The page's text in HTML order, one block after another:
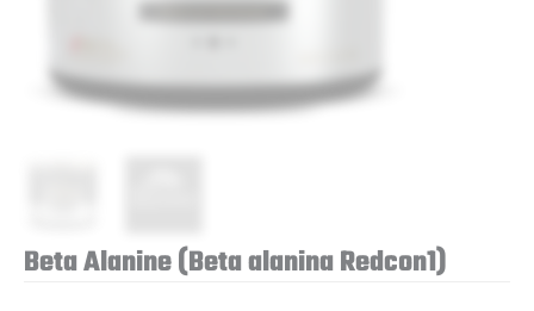
Beta Alanine (Beta alanina Redcon1)